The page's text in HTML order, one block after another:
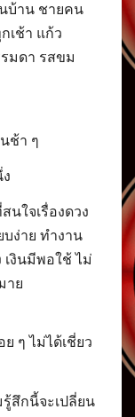
บ้าน ชายคน
เช้า แก้ว
มดา รสขม
ช้า ๆ
นใจเรื่องดวง
ง่าย ทำงาน
เงินมีพอใช้ ไม่
าย
ๆ ไม่ได้เชี่ยว
สึกนี้จะเปลี่ยน